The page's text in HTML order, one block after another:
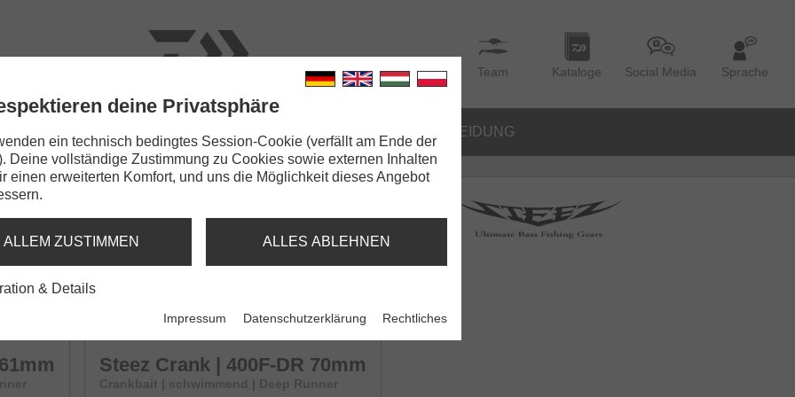
Team Kataloge Social Media Sprache
BEKLEIDUNG
DR 70mm
Runner
Steez Crank | 400F-DR 70mm
Crankbait | schwimmend | Deep Runner
deine Privatsphäre
ein technisch bedingtes Session-Cookie (verfällt am Ende der
Deine vollständige Zustimmung zu Cookies sowie externen Inhalten
einen erweiterten Komfort, und uns die Möglichkeit dieses Angebot
ALLEM ZUSTIMMEN ALLES ABLEHNEN
& Details
Impressum Datenschutzerklärung Rechtliches